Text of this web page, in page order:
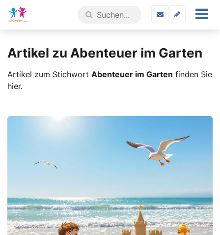
Artikel zu Abenteuer im Garten
Artikel zum Stichwort Abenteuer im Garten finden Sie
hier.